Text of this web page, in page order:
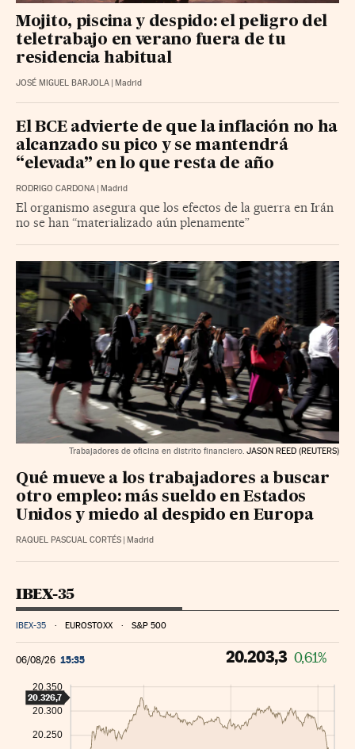
Mojito, piscina y despido: el peligro del
teletrabajo en verano fuera de tu
residencia habitual
JOSÉ MIGUEL BARJOLA Madrid
El BCE advierte de que la inflación no ha
alcanzado su pico y se mantendrá
“elevada” en lo que resta de año
RODRIGO CARDONA Madrid
El organismo asegura que los efectos de la guerra en Irán
no se han “materializado aún plenamente”
Trabajadores de oficina en distrito financiero. JASON REED (REUTERS)
Qué mueve a los trabajadores a buscar
otro empleo: más sueldo en Estados
Unidos y miedo al despido en Europa
RAQUEL PASCUAL CORTÉS | Madrid
IBEX-35
IBEX-35 EUROSTOXX S&P 500
06/08/26 15:35 20.203,3 0,61%
20.250
20.300
20.350
20.326,7